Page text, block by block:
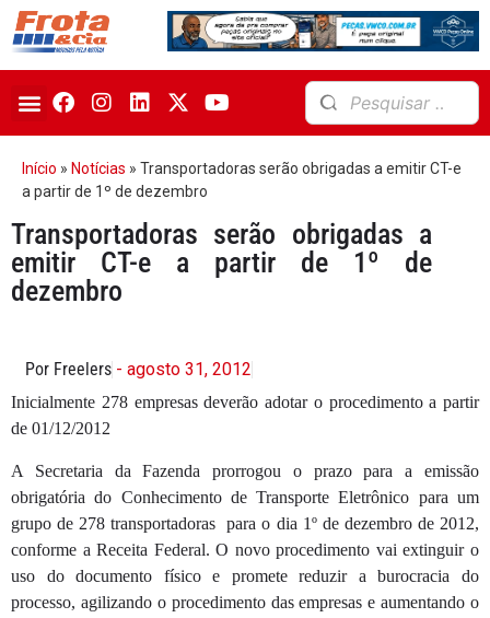
Início » Notícias » Transportadoras serão obrigadas a emitir CT-e
a partir de 1º de dezembro
Transportadoras serão obrigadas a
emitir CT-e a partir de 1º de
dezembro
Por Freelers - agosto 31, 2012
Inicialmente 278 empresas deverão adotar o procedimento a partir
de 01/12/2012
A Secretaria da Fazenda prorrogou o prazo para a emissão
obrigatória do Conhecimento de Transporte Eletrônico para um
grupo de 278 transportadoras para o dia 1º de dezembro de 2012,
conforme a Receita Federal. O novo procedimento vai extinguir o
uso do documento físico e promete reduzir a burocracia do
processo, agilizando o procedimento das empresas e aumentando o